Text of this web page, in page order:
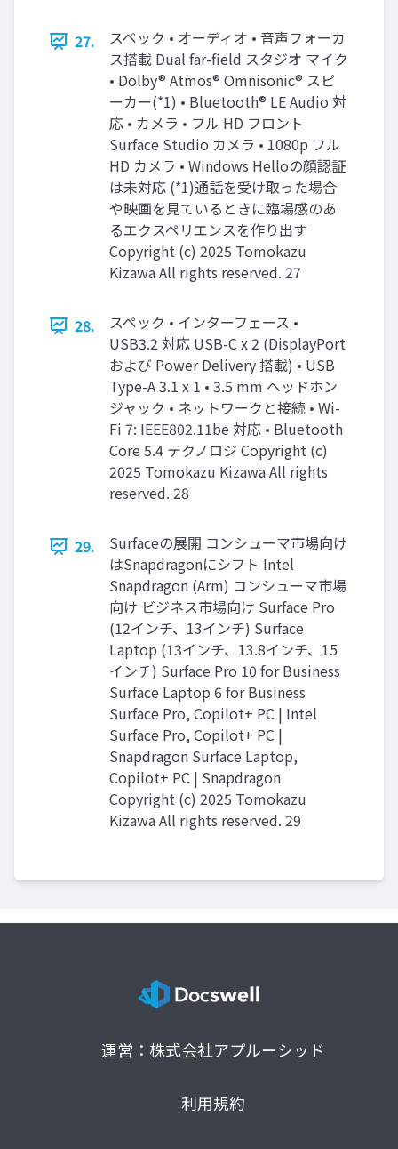
27.
スペック • オーディオ • 音声フォーカ
ス搭載 Dual far-field スタジオ マイク
• Dolby® Atmos® Omnisonic® スピ
ーカー(*1) • Bluetooth® LE Audio 対
応 • カメラ • フル HD フロント
Surface Studio カメラ • 1080p フル
HD カメラ • Windows Helloの顔認証
は未対応 (*1)通話を受け取った場合
や映画を見ているときに臨場感のあ
るエクスペリエンスを作り出す
Copyright (c) 2025 Tomokazu
Kizawa All rights reserved. 27
28.
スペック • インターフェース •
USB3.2 対応 USB-C x 2 (DisplayPort
および Power Delivery 搭載) • USB
Type-A 3.1 x 1 • 3.5 mm ヘッドホン
ジャック • ネットワークと接続 • Wi-
Fi 7: IEEE802.11be 対応 • Bluetooth
Core 5.4 テクノロジ Copyright (c)
2025 Tomokazu Kizawa All rights
reserved. 28
29.
Surfaceの展開 コンシューマ市場向け
はSnapdragonにシフト Intel
Snapdragon (Arm) コンシューマ市場
向け ビジネス市場向け Surface Pro
(12インチ、13インチ) Surface
Laptop (13インチ、13.8インチ、15
インチ) Surface Pro 10 for Business
Surface Laptop 6 for Business
Surface Pro, Copilot+ PC | Intel
Surface Pro, Copilot+ PC |
Snapdragon Surface Laptop,
Copilot+ PC | Snapdragon
Copyright (c) 2025 Tomokazu
Kizawa All rights reserved. 29
運営：株式会社アプルーシッド
利用規約